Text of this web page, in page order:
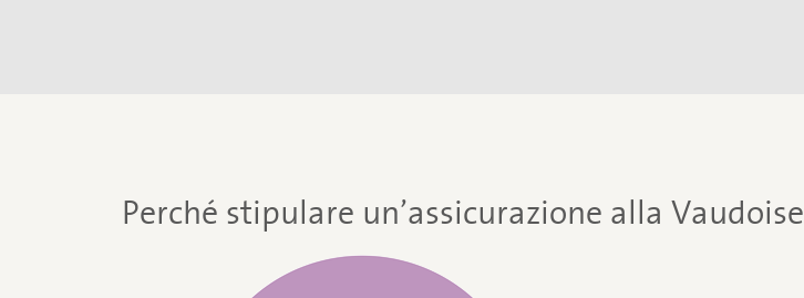
Perché stipulare un’assicurazione alla Vaudoise